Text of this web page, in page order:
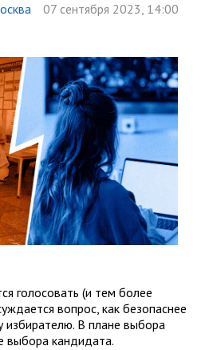
07 сентября 2023, 14:00
голосовать (и тем более
вопрос, как безопаснее
избирателю. В плане выбора
выбора кандидата.